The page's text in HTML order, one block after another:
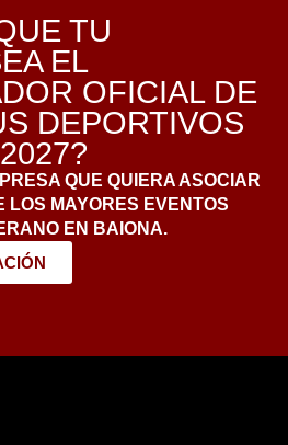
TU
EL
OFICIAL DE
DEPORTIVOS
QUE QUIERA ASOCIAR
LOS MAYORES EVENTOS
EN BAIONA.